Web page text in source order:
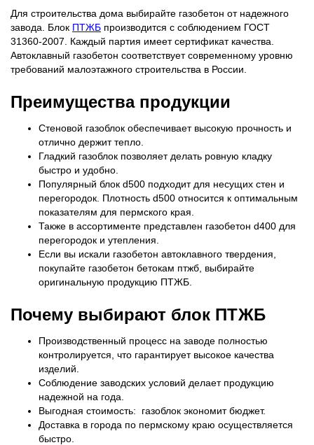
Для строительства дома выбирайте газобетон от надежного
завода. Блок ПТЖБ производится с соблюдением ГОСТ
31360-2007. Каждый партия имеет сертификат качества.
Автоклавный газобетон соответствует современному уровню
требований малоэтажного строительства в России.
Преимущества продукции
Стеновой газоблок обеспечивает высокую прочность и
отлично держит тепло.
Гладкий газоблок позволяет делать ровную кладку
быстро и удобно.
Популярный блок d500 подходит для несущих стен и
перегородок. Плотность d500 относится к оптимальным
показателям для пермского края.
Также в ассортименте представлен газобетон d400 для
перегородок и утепления.
Если вы искали газобетон автоклавного твердения,
покупайте газобетон бетокам птжб, выбирайте
оригинальную продукцию ПТЖБ.
Почему выбирают блок ПТЖБ
Производственный процесс на заводе полностью
контролируется, что гарантирует высокое качества
изделий.
Соблюдение заводских условий делает продукцию
надежной на года.
Выгодная стоимость: газоблок экономит бюджет.
Доставка в города по пермскому краю осуществляется
быстро.